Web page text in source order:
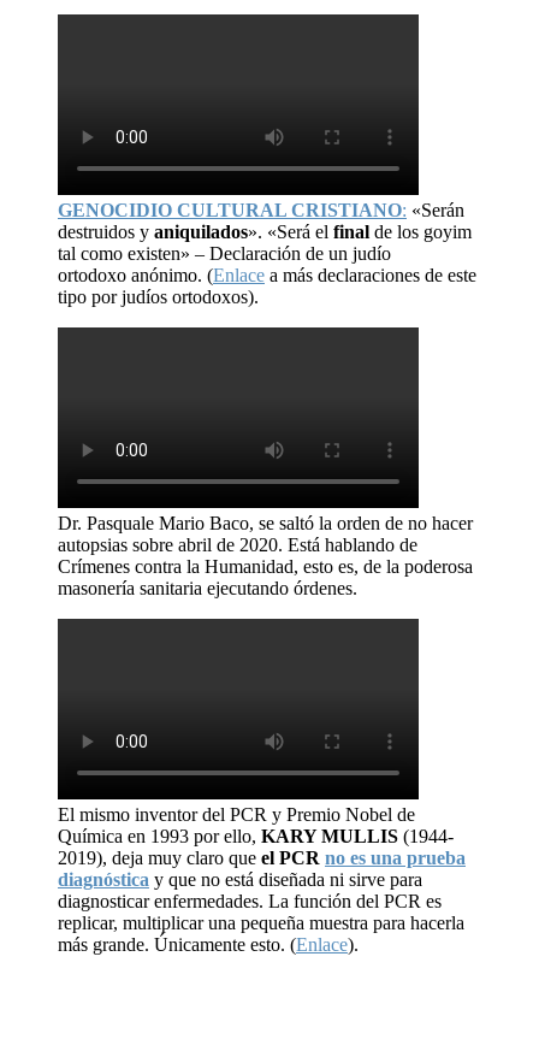
GENOCIDIO CULTURAL CRISTIANO: «Serán
destruidos y aniquilados». «Será el final de los goyim
tal como existen» – Declaración de un judío
ortodoxo anónimo. (Enlace a más declaraciones de este
tipo por judíos ortodoxos).
Dr. Pasquale Mario Baco, se saltó la orden de no hacer
autopsias sobre abril de 2020. Está hablando de
Crímenes contra la Humanidad, esto es, de la poderosa
masonería sanitaria ejecutando órdenes.
El mismo inventor del PCR y Premio Nobel de
Química en 1993 por ello, KARY MULLIS (1944-
2019), deja muy claro que el PCR no es una prueba
diagnóstica y que no está diseñada ni sirve para
diagnosticar enfermedades. La función del PCR es
replicar, multiplicar una pequeña muestra para hacerla
más grande. Únicamente esto. (Enlace).